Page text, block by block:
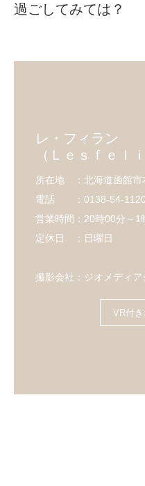
過ごしてみては？
レ・フィラン
（Ｌｅｓｆｅｌ
所在地 ：北海道函館市
電話 ：0138-54-1120
営業時間：20時00分～1
定休日 ：日曜日
撮影会社：ジオメディア
VR付